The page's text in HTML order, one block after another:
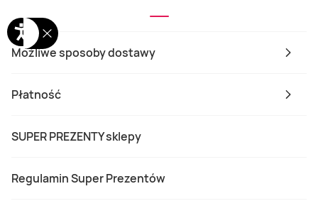
Możliwe sposoby dostawy
Płatność
SUPER PREZENTY sklepy
Regulamin Super Prezentów